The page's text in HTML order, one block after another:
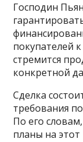
Господин
покупателей
стремится
конкретной
Сделка
требования
По его
планы на этот